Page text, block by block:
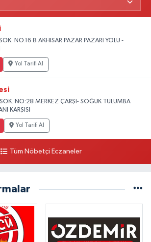
NO.16 B AKHISAR PAZAR PAZARI YOLU -
Yol Tarifi Al
NO:28 MERKEZ ÇARŞI- SOĞUK TULUMBA
KARŞISI
Yol Tarifi Al
Tüm Nöbetçi Eczaneler